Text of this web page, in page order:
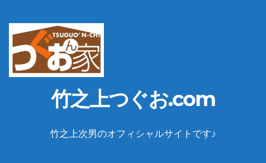
竹之上つぐお.com
竹之上次男のオフィシャルサイトです♪